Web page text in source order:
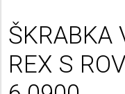
ŠKRABKA
REX S